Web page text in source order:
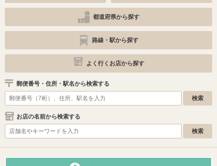
都道府県から探す
路線・駅から探す
よく行くお店から探す
郵便番号・住所・駅名から検索する
お店の名前から検索する